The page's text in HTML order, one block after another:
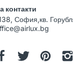
контакти
София,кв.